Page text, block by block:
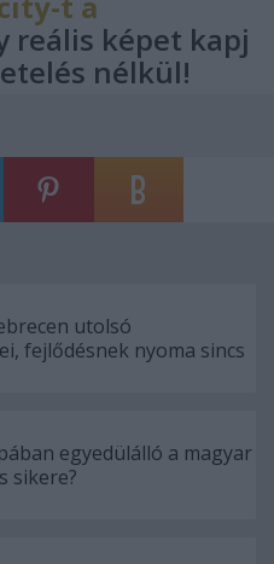
reális képet kapj
nélkül!
utolsó
fejlődésnek nyoma sincs
egyedülálló a magyar
sikere?